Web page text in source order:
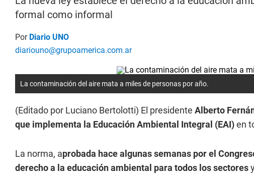
formal como informal
Por Diario UNO
diariouno@grupoamerica.com.ar
La contaminación del aire mata a miles de personas por año.
(Editado por Luciano Bertolotti) El presidente Alberto
que implementa la Educación Ambiental Integral (EAI)en
La norma, aprobada hace algunas semanas por el
derecho a la educación ambiental para todos los sectores